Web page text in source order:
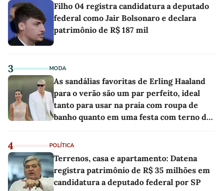
Filho 04 registra candidatura a deputado
federal como Jair Bolsonaro e declara
patrimônio de R$ 187 mil
3 MODA
As sandálias favoritas de Erling Haaland
para o verão são um par perfeito, ideal
tanto para usar na praia com roupa de
banho quanto em uma festa com terno de
4 POLÍTICA
Terrenos, casa e apartamento: Datena
registra patrimônio de R$ 35 milhões em
candidatura a deputado federal por SP